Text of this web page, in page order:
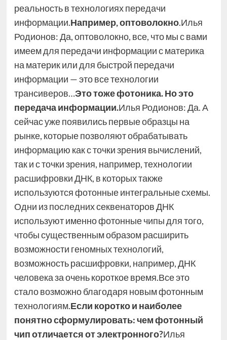
реальность в технологиях передачи
информации.Например, оптоволокно.Илья
Родионов: Да, оптоволокно, все, что мы с вами
имеем для передачи информации с материка
на материк или для быстрой передачи
информации — это все технологии
трансиверов…Это тоже фотоника. Но это
передача информации.Илья Родионов: Да. А
сейчас уже появились первые образцы на
рынке, которые позволяют обрабатывать
информацию как с точки зрения вычислений,
так и с точки зрения, например, технологии
расшифровки ДНК, в которых также
используются фотонные интегральные схемы.
Одни из последних секвенаторов ДНК
используют именно фотонные чипы для того,
чтобы существенным образом расширить
возможности геномных технологий,
возможность расшифровки, например, ДНК
человека за очень короткое время.Все это
стало возможно благодаря новым фотонным
технологиям.Если коротко и наиболее
понятно сформулировать: чем фотонный
чип отличается от электронного?Илья